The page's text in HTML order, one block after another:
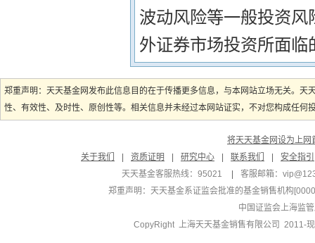
波动风险等一般投资
外证券市场投资所面临
郑重声明：天天基金网发布此信息目的在于传播更多信息，与本网站立场无关。
性、有效性、及时性、原创性等。相关信息并未经过本网站证实，不对您构成任
将天天基金网设为上网
关于我们
资质证明 研究中心 联系我们
安全指引
天天基金客服热线：95021
客服邮箱：
郑重声明： 天天基金系证监会批准的基金销售机构
中国证监会上海监
CopyRight 上海天天基金销售有限公司 2011-